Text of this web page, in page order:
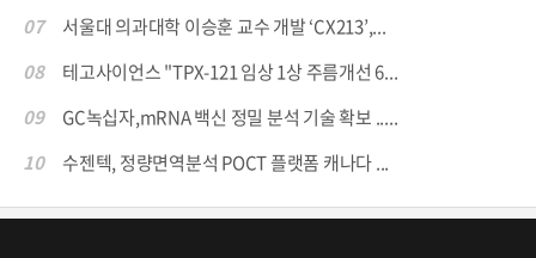
07
서울대 의과대학 이승훈 교수 개발 ‘CX213’,...
08
테고사이언스 "TPX-121 임상 1상 주름개선 6...
09
GC녹십자,mRNA 백신 정밀 분석 기술 확보 .....
10
수젠텍, 정량면역분석 POCT 플랫폼 캐나다 ...